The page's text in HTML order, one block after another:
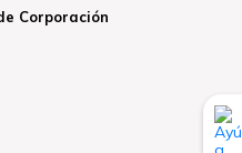
Corporación